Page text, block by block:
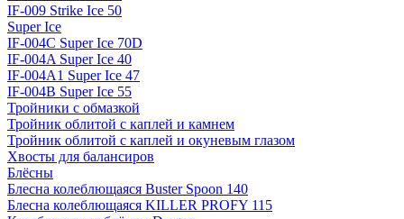
IF-009 Strike Ice 50
Super Ice
IF-004C Super Ice 70D
IF-004A Super Ice 40
IF-004A1 Super Ice 47
IF-004B Super Ice 55
Тройники с обмазкой
Тройник облитой с каплей и камнем
Тройник облитой с каплей и окуневым глазом
Хвосты для балансиров
Блёсны
Блесна колеблющаяся Buster Spoon 140
Блесна колеблющаяся KILLER PROFY 115